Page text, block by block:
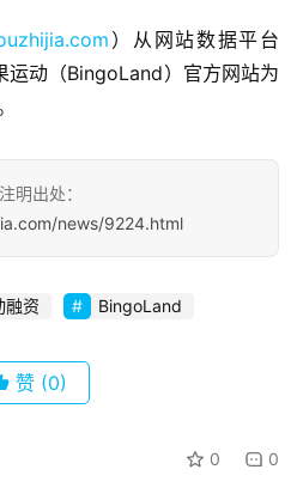
）从网站数据平台
运动（BingoLand）官方网站为
明出处：
news/9224.html
融资 BingoLand
赞 (0)
0 0